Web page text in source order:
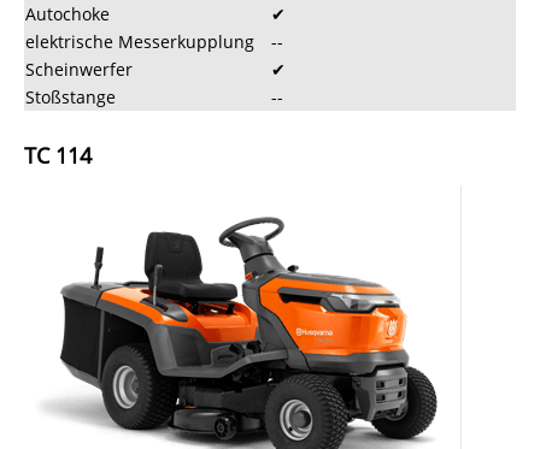
Autochoke
✔
elektrische Messerkupplung
--
Scheinwerfer
✔
Stoßstange
--
TC 114